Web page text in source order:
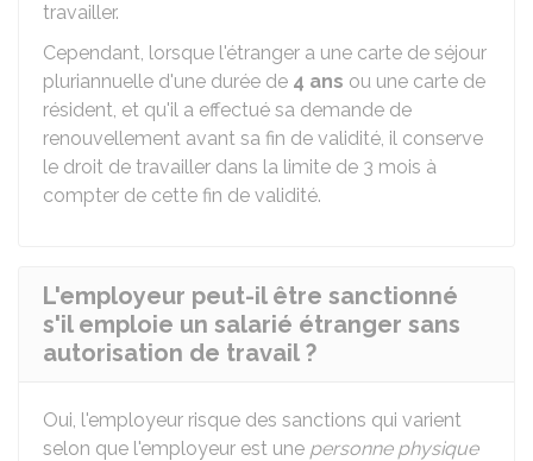
travailler.
Cependant, lorsque l'étranger a une carte de séjour
pluriannuelle d'une durée de 4 ans ou une carte de
résident, et qu'il a effectué sa demande de
renouvellement avant sa fin de validité, il conserve
le droit de travailler dans la limite de 3 mois à
compter de cette fin de validité.
L'employeur peut-il être sanctionné
s'il emploie un salarié étranger sans
autorisation de travail ?
Oui, l'employeur risque des sanctions qui varient
selon que l'employeur est une personne physique